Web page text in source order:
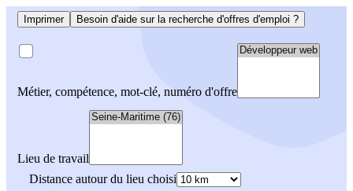
Imprimer Besoin d'aide sur la recherche d'offres d'emploi ?
Métier, compétence, mot-clé, numéro d'offre
Lieu de travail
Distance autour du lieu choisi